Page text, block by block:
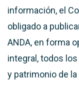
información, el
obligado a
ANDA, en forma
integral, todos
y patrimonio de la